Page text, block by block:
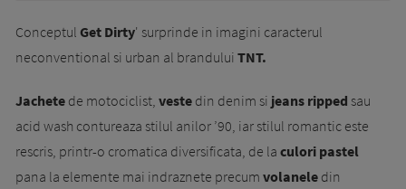
Conceptul Get Dirty' surprinde in imagini caracterul
neconventional si urban al brandului TNT.
Jachete de motociclist, veste din denim si jeans ripped sau
acid wash contureaza stilul anilor ’90, iar stilul romantic este
rescris, printr-o cromatica diversificata, de la culori pastel
pana la elemente mai indraznete precum volanele din